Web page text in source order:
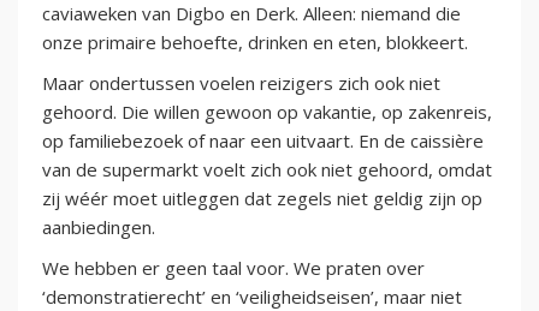
caviaweken van Digbo en Derk. Alleen: niemand die
onze primaire behoefte, drinken en eten, blokkeert.
Maar ondertussen voelen reizigers zich ook niet
gehoord. Die willen gewoon op vakantie, op zakenreis,
op familiebezoek of naar een uitvaart. En de caissière
van de supermarkt voelt zich ook niet gehoord, omdat
zij wéér moet uitleggen dat zegels niet geldig zijn op
aanbiedingen.
We hebben er geen taal voor. We praten over
‘demonstratierecht’ en ‘veiligheidseisen’, maar niet